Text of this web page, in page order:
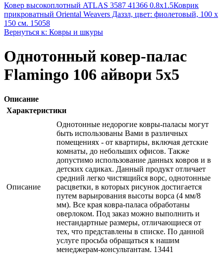
Ковер высокоплотный ATLAS 3587 41366 0.8x1.5Коврик
прикроватный Oriental Weavers Дaззл, цвет: фиолетовый, 100 х
150 см. 15058
Вернуться к: Ковры и шкуры
Однотонный ковер-палас
Flamingo 106 айвори 5x5
Описание
Характеристики
Описание
Однотонные недорогие ковры-паласы могут
быть использованы Вами в различных
помещениях - от квартиры, включая детские
комнаты, до небольших офисов. Также
допустимо использование данных ковров и в
детских садиках. Данный продукт отличает
средний легко чистящийся ворс, однотонные
расцветки, в которых рисунок достигается
путем варьирования высоты ворса (4 мм/8
мм). Все края ковра-паласа обработаны
оверлоком. Под заказ можно выполнить и
нестандартные размеры, отличающиеся от
тех, что представлены в списке. По данной
услуге просьба обращаться к нашим
менеджерам-консультантам. 13441